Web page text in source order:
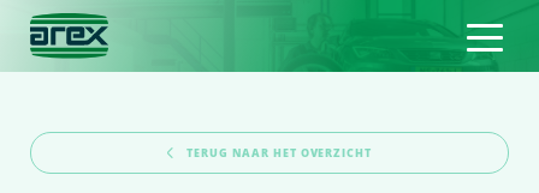
TERUG NAAR HET OVERZICHT